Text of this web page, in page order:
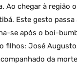
Ao chegar à região
Este gesto
se após o boi-
filhos: José
da